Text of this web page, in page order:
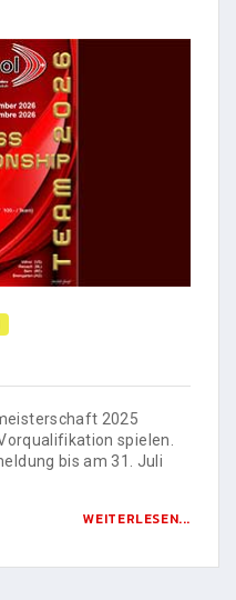
2025
spielen.
bis am 31. Juli
WEITERLESEN...